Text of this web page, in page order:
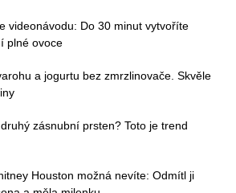
videonávodu: Do 30 minut vytvoříte
plné ovoce
a jogurtu bez zmrzlinovače. Skvěle
zásnubní prsten? Toto je trend
Houston možná nevíte: Odmítl ji